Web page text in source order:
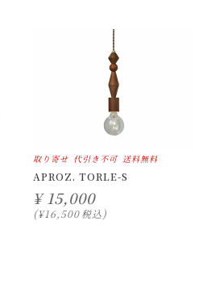
取り寄せ 代引き不可 送料無料
APROZ. TORLE-S
¥ 15,000
¥16,500税込